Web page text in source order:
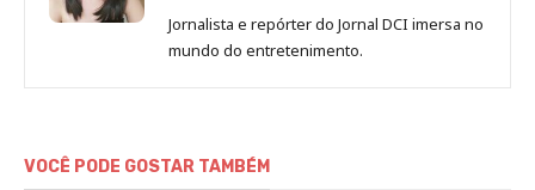
de
Sara
Jornalista e repórter do Jornal DCI imersa no
mundo do entretenimento.
VOCÊ PODE GOSTAR TAMBÉM